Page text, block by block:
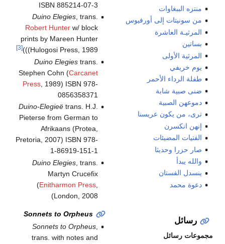
منتزه الببغاوات
من سونيتات إلى أورفيوس
المرثيـة العاشرة
بساتين
المرثية الأولى
يوم خريفي
طفلة الرداء الأحمر
ضنى صبية شابة
دموعهن الصبية
ترى، من يكون عريسنا
إنهن انكسرن
الفتيات المضيئات
صار حزرا وحديثا
والله يبدأ
ينسدل الفستان
دعوة محمد
رسائل
مجموعات رسائل
ISBN 885214-07-3
Duino Elegies, trans.
Robert Hunterw/ block
prints by Mareen Hunter
(Hulogosi Press, 1989))
[3]
Duino Elegiestrans.
Stephen Cohn (Carcanet
Press, 1989) ISBN 978-
0856358371
Duino-Elegieëtrans. H.J.
Pieterse from German to
Afrikaans (Protea,
Pretoria, 2007) ISBN 978-
1-86919-151-1
Duino Elegies, trans.
Martyn Crucefix
(Enitharmon Press,
London, 2008)
Sonnets to Orpheus
Sonnets to Orpheus,
trans. with notes and